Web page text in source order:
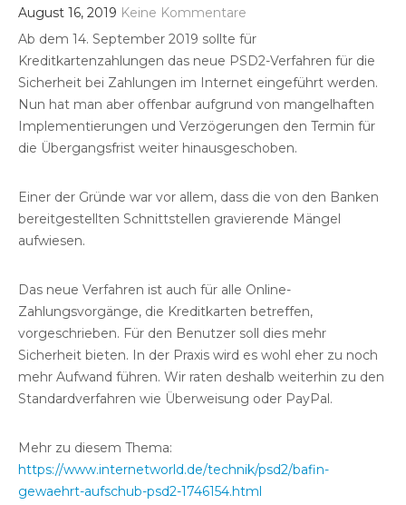
August 16, 2019 Keine Kommentare
Ab dem 14. September 2019 sollte für
Kreditkartenzahlungen das neue PSD2-Verfahren für die
Sicherheit bei Zahlungen im Internet eingeführt werden.
Nun hat man aber offenbar aufgrund von mangelhaften
Implementierungen und Verzögerungen den Termin für
die Übergangsfrist weiter hinausgeschoben.
Einer der Gründe war vor allem, dass die von den Banken
bereitgestellten Schnittstellen gravierende Mängel
aufwiesen.
Das neue Verfahren ist auch für alle Online-
Zahlungsvorgänge, die Kreditkarten betreffen,
vorgeschrieben. Für den Benutzer soll dies mehr
Sicherheit bieten. In der Praxis wird es wohl eher zu noch
mehr Aufwand führen. Wir raten deshalb weiterhin zu den
Standardverfahren wie Überweisung oder PayPal.
Mehr zu diesem Thema:
https://www.internetworld.de/technik/psd2/bafin-
gewaehrt-aufschub-psd2-1746154.html